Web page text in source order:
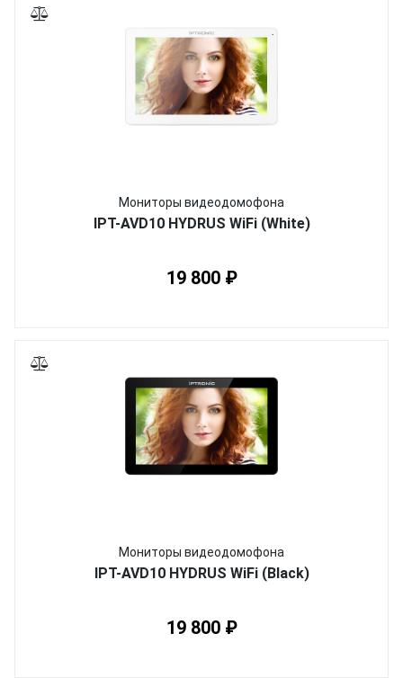
Мониторы видеодомофона
IPT-AVD10 HYDRUS WiFi (White)
19 800 ₽
Мониторы видеодомофона
IPT-AVD10 HYDRUS WiFi (Black)
19 800 ₽